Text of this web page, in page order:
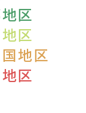
区
区
地区
区